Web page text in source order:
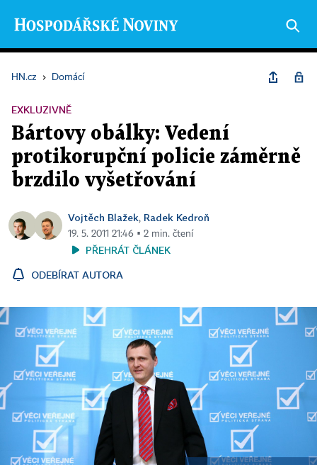
HN.cz › Domácí
EXKLUZIVNĚ
Bártovy obálky: Vedení
protikorupční policie záměrně
brzdilo vyšetřování
Vojtěch Blažek, Radek Kedroň
19. 5. 2011 21:46 ▪ 2 min. čtení
PŘEHRÁT ČLÁNEK
ODEBÍRAT AUTORA